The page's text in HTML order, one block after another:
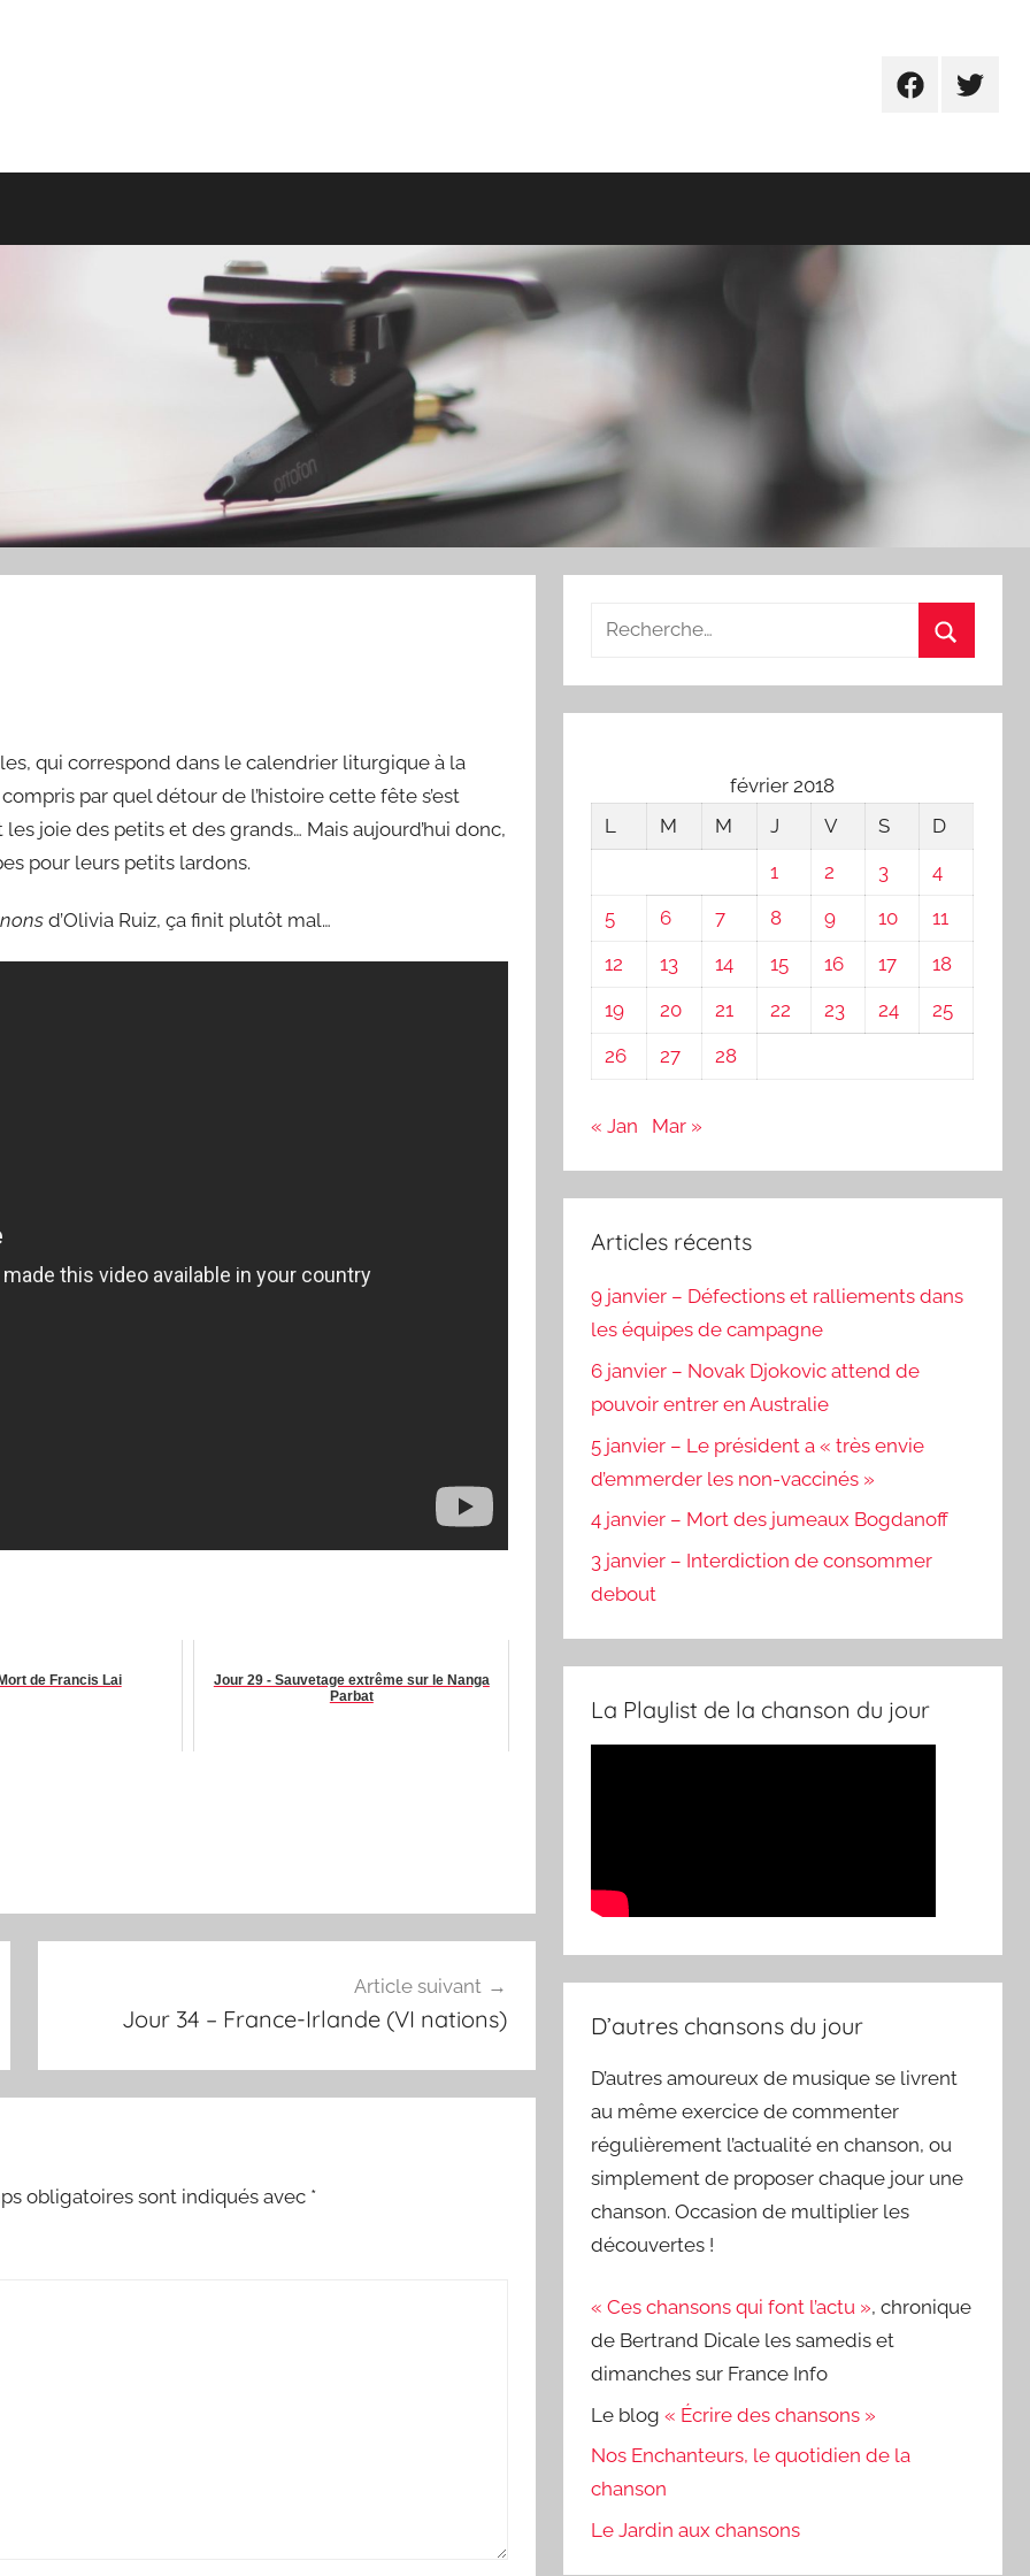
FacebookTwitter
qui correspond dans le calendrier liturgique à la
par quel détour de l’histoire cette fête s’est
joie des petits et des grands… Mais aujourd’hui donc,
pour leurs petits lardons.
d’Olivia Ruiz, ça finit plutôt mal…
de Francis Lai
Jour 29 - Sauvetage extrême sur le Nanga
Parbat
Article suivant
Jour 34 – France-Irlande (VI nations)
obligatoires sont indiqués avec *
février 2018
L
M M J V S
D
1
2 3
4
5
6 7 8 9 10
11
12
13 14 15 16 17
18
19
20 21 22 23 24
25
26
27 28
« Jan Mar »
Articles récents
9 janvier – Défections et ralliements dans
les équipes de campagne
6 janvier – Novak Djokovic attend de
pouvoir entrer en Australie
5 janvier – Le président a « très envie
d’emmerder les non-vaccinés »
4 janvier – Mort des jumeaux Bogdanoff
3 janvier – Interdiction de consommer
debout
La Playlist de la chanson du jour
D’autres chansons du jour
D’autres amoureux de musique se livrent
au même exercice de commenter
régulièrement l’actualité en chanson, ou
simplement de proposer chaque jour une
chanson. Occasion de multiplier les
découvertes !
« Ces chansons qui font l’actu », chronique
de Bertrand Dicale les samedis et
dimanches sur France Info
Le blog« Écrire des chansons »
Nos Enchanteurs, le quotidien de la
chanson
Le Jardin aux chansons